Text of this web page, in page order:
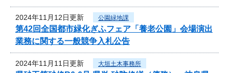
2024年11月12日更新 公園緑地課
第42回全国都市緑化ぎふフェア「養老公園」会場演出
業務に関する一般競争入札公告
2024年11月11日更新 大垣土木事務所